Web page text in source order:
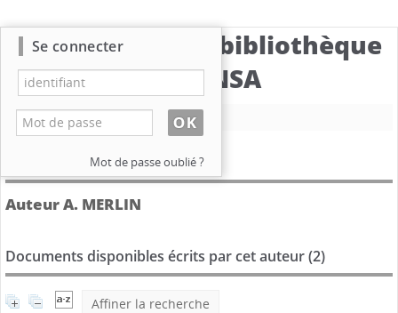
Catalogue de la bibliothèque
du CBNSA
Nouvelle recherche
Détail de l'auteur
Auteur A. MERLIN
Documents disponibles écrits par cet auteur (2)
Affiner la recherche
Se connecter
Mot de passe oublié ?